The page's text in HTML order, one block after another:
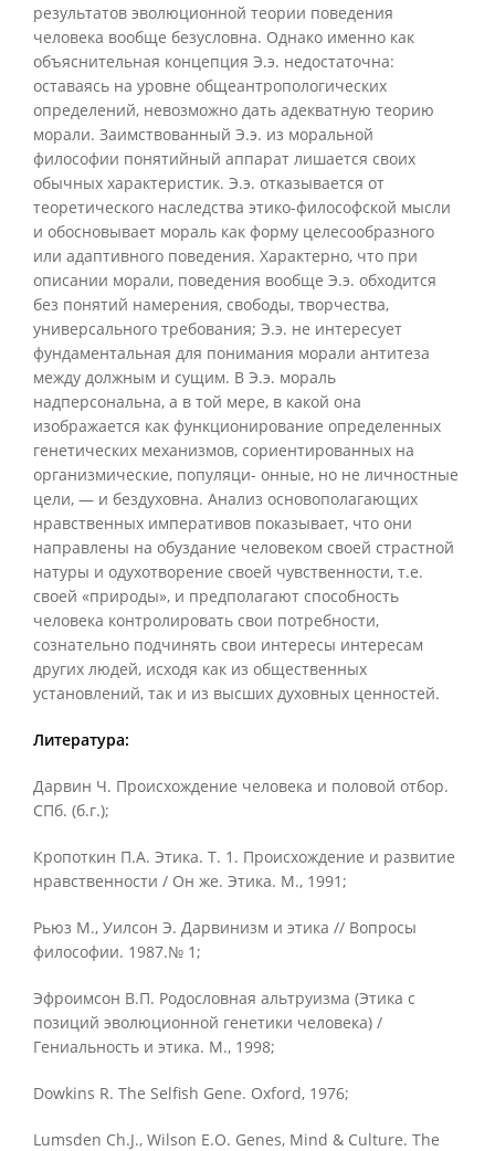
результатов эволюционной теории поведения
человека вообще безусловна. Однако именно как
объяснительная концепция Э.э. недостаточна:
оставаясь на уровне общеантропологических
определений, невозможно дать адекватную теорию
морали. Заимствованный Э.э. из моральной
философии понятийный аппарат лишается своих
обычных характеристик. Э.э. отказывается от
теоретического наследства этико-философской мысли
и обосновывает мораль как форму целесообразного
или адаптивного поведения. Характерно, что при
описании морали, поведения вообще Э.э. обходится
без понятий намерения, свободы, творчества,
универсального требования; Э.э. не интересует
фундаментальная для понимания морали антитеза
между должным и сущим. В Э.э. мораль
надперсональна, а в той мере, в какой она
изображается как функционирование определенных
генетических механизмов, сориентированных на
организмические, популяци- онные, но не личностные
цели, — и бездуховна. Анализ основополагающих
нравственных императивов показывает, что они
направлены на обуздание человеком своей страстной
натуры и одухотворение своей чувственности, т.е.
своей «природы», и предполагают способность
человека контролировать свои потребности,
сознательно подчинять свои интересы интересам
других людей, исходя как из общественных
установлений, так и из высших духовных ценностей.
Литература:
Дарвин Ч. Происхождение человека и половой отбор.
СПб. (б.г.);
Кропоткин П.А. Этика. Т. 1. Происхождение и развитие
нравственности / Он же. Этика. М., 1991;
Рьюз М., Уилсон Э. Дарвинизм и этика // Вопросы
философии. 1987.№ 1;
Эфроимсон В.П. Родословная альтруизма (Этика с
позиций эволюционной генетики человека) /
Гениальность и этика. М., 1998;
Dowkins R. The Selfish Gene. Oxford, 1976;
Lumsden Ch.J., Wilson E.O. Genes, Mind & Culture. The